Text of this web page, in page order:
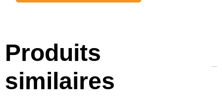
Produits
similaires